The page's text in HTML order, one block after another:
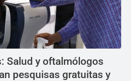
Salud y oftalmólogos
pesquisas gratuitas y